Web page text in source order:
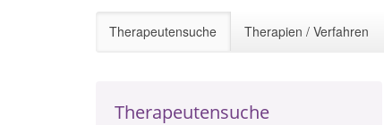
Therapeutensuche Therapien / Verfahren
Therapeutensuche